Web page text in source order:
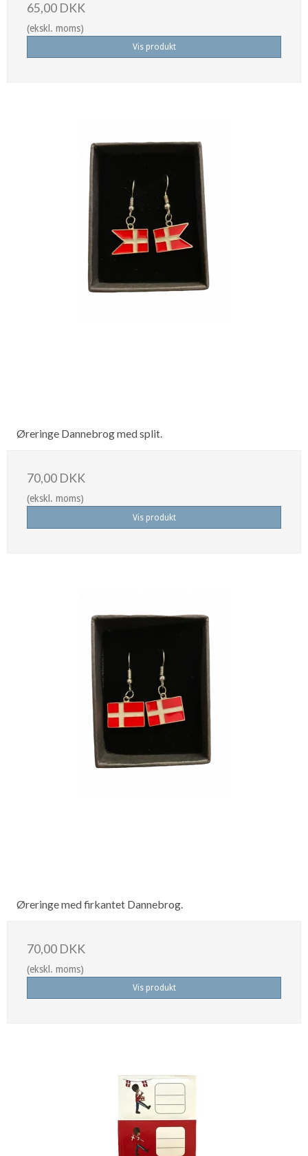
65,00 DKK
(ekskl. moms)
Vis produkt
Øreringe Dannebrog med split.
70,00 DKK
(ekskl. moms)
Vis produkt
Øreringe med firkantet Dannebrog.
70,00 DKK
(ekskl. moms)
Vis produkt